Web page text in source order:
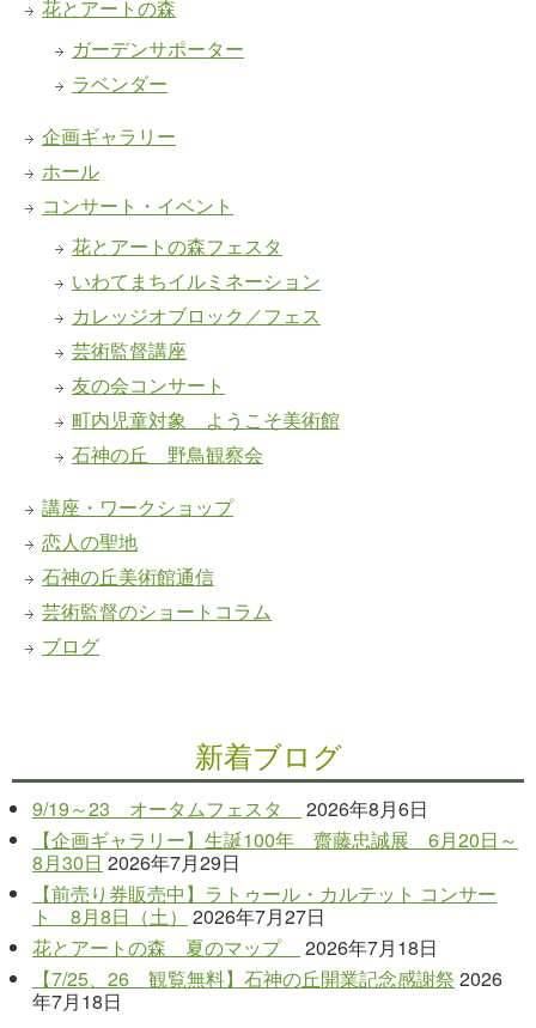
花とアートの森
ガーデンサポーター
ラベンダー
企画ギャラリー
ホール
コンサート・イベント
花とアートの森フェスタ
いわてまちイルミネーション
カレッジオブロック／フェス
芸術監督講座
友の会コンサート
町内児童対象 ようこそ美術館
石神の丘 野鳥観察会
講座・ワークショップ
恋人の聖地
石神の丘美術館通信
芸術監督のショートコラム
ブログ
新着ブログ
9/19～23 オータムフェスタ
2026年8月6日
【企画ギャラリー】生誕100年 齋藤忠誠展 6月20日～
8月30日 2026年7月29日
【前売り券販売中】ラトゥール・カルテット コンサー
ト 8月8日（土）
2026年7月27日
花とアートの森 夏のマップ
2026年7月18日
【7/25、26 観覧無料】石神の丘開業記念感謝祭 2026
年7月18日